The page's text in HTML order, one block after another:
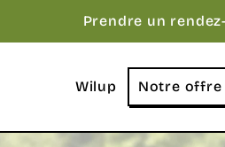
Prendre un
Wilup
Notre offre